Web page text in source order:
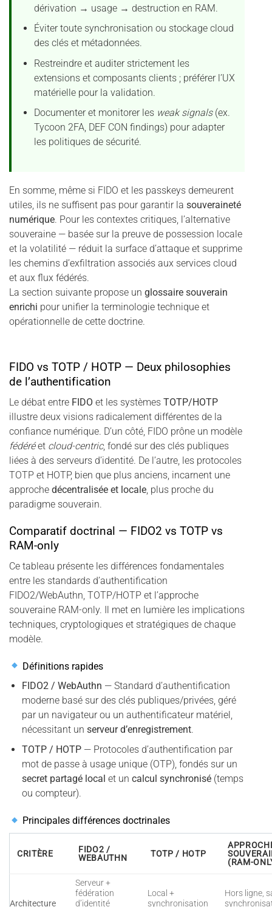
dérivation → usage → destruction en RAM.
Éviter toute synchronisation ou stockage cloud
des clés et métadonnées.
Restreindre et auditer strictement les
extensions et composants clients ; préférer l’UX
matérielle pour la validation.
Documenter et monitorer les weak signals(ex.
Tycoon 2FA, DEF CON findings) pour adapter
les politiques de sécurité.
En somme, même si FIDO et les passkeys demeurent
utiles, ils ne suffisent pas pour garantir la souveraineté
numérique. Pour les contextes critiques, l’alternative
souveraine — basée sur la preuve de possession locale
et la volatilité — réduit la surface d’attaque et supprime
les chemins d’exfiltration associés aux services cloud
et aux flux fédérés.
La section suivante propose un glossaire souverain
enrichi pour unifier la terminologie technique et
opérationnelle de cette doctrine.
FIDO vs TOTP / HOTP — Deux philosophies
de l’authentification
Le débat entre FIDO et les systèmes TOTP/HOTP
illustre deux visions radicalement différentes de la
confiance numérique. D’un côté, FIDO prône un modèle
fédéréet cloud-centric, fondé sur des clés publiques
liées à des serveurs d’identité. De l’autre, les protocoles
TOTP et HOTP, bien que plus anciens, incarnent une
approche décentralisée et locale , plus proche du
paradigme souverain.
Comparatif doctrinal — FIDO2 vs TOTP vs
RAM-only
Ce tableau présente les différences fondamentales
entre les standards d’authentification
FIDO2/WebAuthn, TOTP/HOTP et l’approche
souveraine RAM-only. Il met en lumière les implications
techniques, cryptologiques et stratégiques de chaque
modèle.
Définitions rapides
FIDO2 / WebAuthn — Standard d’authentification
moderne basé sur des clés publiques/privées, géré
par un navigateur ou un authentificateur matériel,
nécessitant un serveur d’enregistrement.
TOTP / HOTP— Protocoles d’authentification par
mot de passe à usage unique (OTP), fondés sur un
secret partagé local et un calcul synchronisé(temps
ou compteur).
Principales différences doctrinales
CRITÈRE
FIDO2 /
WEBAUTHN
TOTP / HOTP
(RAM-
Architecture
Serveur +
fédération
d’identité
Local +
synchronisation
Hors ligne,